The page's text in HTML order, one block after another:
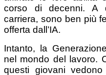
corso di decenni. A
carriera, sono ben più
offerta dall’IA.
Intanto, la
nel mondo del lavoro.
questi giovani